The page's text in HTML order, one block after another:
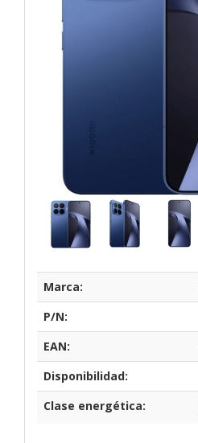
Marca:
P/N:
EAN:
Disponibilidad:
Clase energética: